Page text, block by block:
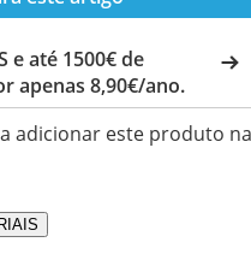
e até 1500€ de
apenas 8,90€/ano.
adicionar este produto na